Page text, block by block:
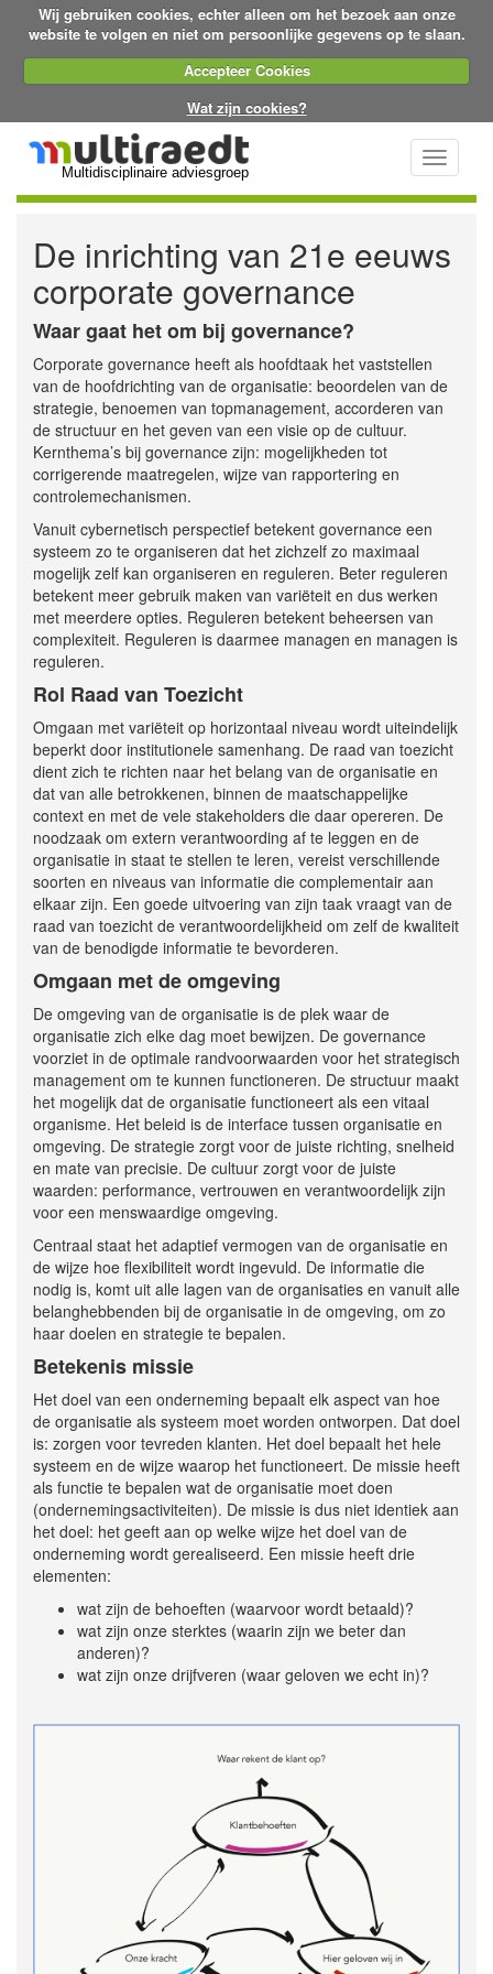
Wij gebruiken cookies, echter alleen om het bezoek aan onze
website te volgen en niet om persoonlijke gegevens op te slaan.
Accepteer Cookies
Wat zijn cookies?
Multidisciplinaire adviesgroep
Toggle
De inrichting van 21e eeuws
corporate governance
Waar gaat het om bij governance?
Corporate governance heeft als hoofdtaak het vaststellen
van de hoofdrichting van de organisatie: beoordelen van de
strategie, benoemen van topmanagement, accorderen van
de structuur en het geven van een visie op de cultuur.
Kernthema’s bij governance zijn: mogelijkheden tot
corrigerende maatregelen, wijze van rapportering en
controlemechanismen.
Vanuit cybernetisch perspectief betekent governance een
systeem zo te organiseren dat het zichzelf zo maximaal
mogelijk zelf kan organiseren en reguleren. Beter reguleren
betekent meer gebruik maken van variëteit en dus werken
met meerdere opties. Reguleren betekent beheersen van
complexiteit. Reguleren is daarmee managen en managen is
reguleren.
Rol Raad van Toezicht
Omgaan met variëteit op horizontaal niveau wordt uiteindelijk
beperkt door institutionele samenhang. De raad van toezicht
dient zich te richten naar het belang van de organisatie en
dat van alle betrokkenen, binnen de maatschappelijke
context en met de vele stakeholders die daar opereren. De
noodzaak om extern verantwoording af te leggen en de
organisatie in staat te stellen te leren, vereist verschillende
soorten en niveaus van informatie die complementair aan
elkaar zijn. Een goede uitvoering van zijn taak vraagt van de
raad van toezicht de verantwoordelijkheid om zelf de kwaliteit
van de benodigde informatie te bevorderen.
Omgaan met de omgeving
De omgeving van de organisatie is de plek waar de
organisatie zich elke dag moet bewijzen. De governance
voorziet in de optimale randvoorwaarden voor het strategisch
management om te kunnen functioneren. De structuur maakt
het mogelijk dat de organisatie functioneert als een vitaal
organisme. Het beleid is de interface tussen organisatie en
omgeving. De strategie zorgt voor de juiste richting, snelheid
en mate van precisie. De cultuur zorgt voor de juiste
waarden: performance, vertrouwen en verantwoordelijk zijn
voor een menswaardige omgeving.
Centraal staat het adaptief vermogen van de organisatie en
de wijze hoe flexibiliteit wordt ingevuld. De informatie die
nodig is, komt uit alle lagen van de organisaties en vanuit alle
belanghebbenden bij de organisatie in de omgeving, om zo
haar doelen en strategie te bepalen.
Betekenis missie
Het doel van een onderneming bepaalt elk aspect van hoe
de organisatie als systeem moet worden ontworpen. Dat doel
is: zorgen voor tevreden klanten. Het doel bepaalt het hele
systeem en de wijze waarop het functioneert. De missie heeft
als functie te bepalen wat de organisatie moet doen
(ondernemingsactiviteiten). De missie is dus niet identiek aan
het doel: het geeft aan op welke wijze het doel van de
onderneming wordt gerealiseerd. Een missie heeft drie
elementen:
wat zijn de behoeften (waarvoor wordt betaald)?
wat zijn onze sterktes (waarin zijn we beter dan
anderen)?
wat zijn onze drijfveren (waar geloven we echt in)?